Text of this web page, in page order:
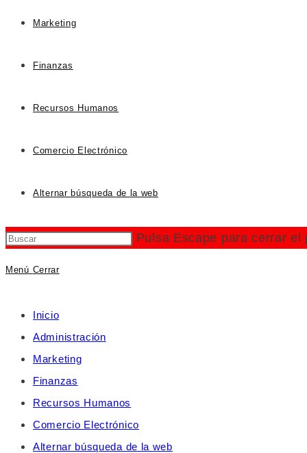
Marketing
Finanzas
Recursos Humanos
Comercio Electrónico
Alternar búsqueda de la web
Pulsa Escape para cerrar el
Menú Cerrar
Inicio
Administración
Marketing
Finanzas
Recursos Humanos
Comercio Electrónico
Alternar búsqueda de la web